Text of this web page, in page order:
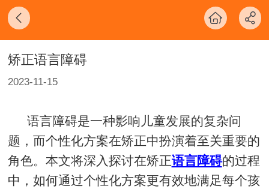
矫正语言障碍
2023-11-15
语言障碍是一种影响儿童发展的复杂问
题，而个性化方案在矫正中扮演着至关重要的
角色。本文将深入探讨在矫正语言障碍的过程
中，如何通过个性化方案更有效地满足每个孩